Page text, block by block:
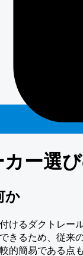
ー選
か
けるダクトレ
きるため、従
的簡易である点も